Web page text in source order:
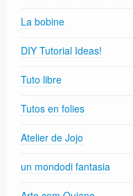
La bobine
DIY Tutorial Ideas!
Tuto libre
Tutos en folies
Atelier de Jojo
un mondodi fantasia